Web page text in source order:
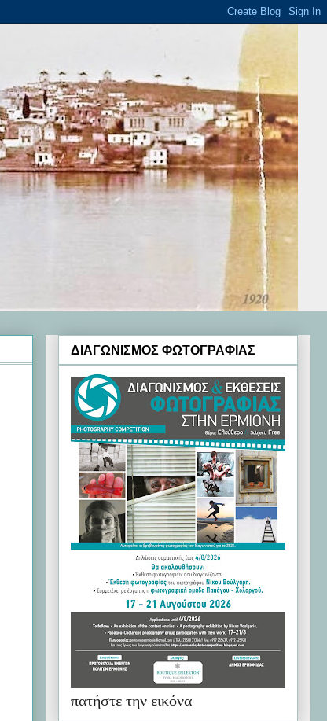
ΔΙΑΓΩΝΙΣΜΟΣ ΦΩΤΟΓΡΑΦΙΑΣ
πατήστε την εικόνα